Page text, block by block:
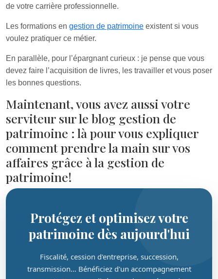
de votre carrière professionnelle.
Les formations en gestion de patrimoine existent si vous
voulez pratiquer ce métier.
En parallèle, pour l’épargnant curieux : je pense que vous
devez faire l’acquisition de livres, les travailler et vous poser
les bonnes questions.
Maintenant, vous avez aussi votre
serviteur sur le blog gestion de
patrimoine : là pour vous expliquer
comment prendre la main sur vos
affaires grâce à la gestion de
patrimoine!
Protégez et optimisez votre
patrimoine dès aujourd'hui
Fiscalité, cession d'entreprise, succession,
transmission… Bénéficiez d'un accompagnement